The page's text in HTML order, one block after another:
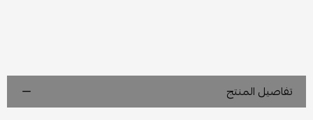
تفاصيل المنتج